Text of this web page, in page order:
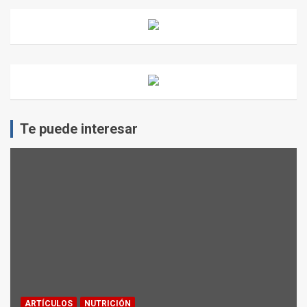
Te puede interesar
ARTÍCULOS NUTRICIÓN